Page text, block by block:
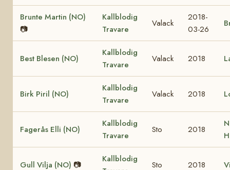
Brunte Martin (NO)
📷
Kallblodig
Travare
Valack
2018-
03-26
Best Blesen (NO)
Kallblodig
Travare
Valack 2018
Birk Piril (NO)
Kallblodig
Travare
Valack 2018
Fagerås Elli (NO)
Kallblodig
Travare
Sto 2018
Gull Vilja (NO) 📷
Kallblodig
Sto 2018